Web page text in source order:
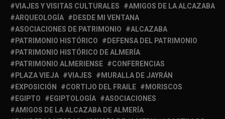
VIAJES Y VISITAS CULTURALES
AMIGOS DE LA ALCAZABA
ARQUEOLOGÍA
DESDE MI VENTANA
ASOCIACIONES DE PATRIMONIO
ALCAZABA
PATRIMONIO HISTÓRICO
DEFENSA DEL PATRIMONIO
PATRIMONIO HISTÓRICO DE ALMERÍA
PATRIMONIO ALMERIENSE
CONFERENCIAS
PLAZA VIEJA
VIAJES
MURALLA DE JAYRÁN
EXPOSICIÓN
CORTIJO DEL FRAILE
MORISCOS
EGIPTO
EGIPTOLOGÍA
ASOCIACIONES
AMIGOS DE LA ALCAZABA DE ALMERÍA